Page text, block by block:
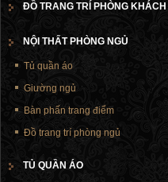
ĐỒ TRANG TRÍ PHÒNG KHÁCH
NỘI THẤT PHÒNG NGỦ
Tủ quần áo
Giường ngủ
Bàn phấn trang điểm
Đồ trang trí phòng ngủ
TỦ QUẦN ÁO